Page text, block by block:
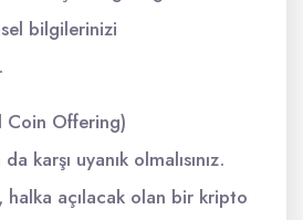
bilgilerinizi
Coin Offering)
da karşı uyanık olmalısınız.
halka açılacak olan bir kripto